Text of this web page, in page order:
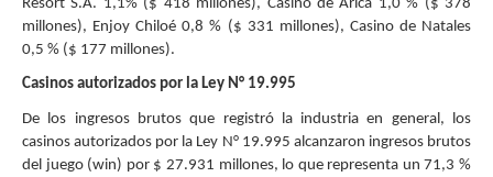
Resort S.A. 1,1% ($ 418 millones), Casino de Arica 1,0 % ($ 378
millones), Enjoy Chiloé 0,8 % ($ 331 millones), Casino de Natales
0,5 % ($ 177 millones).
Casinos autorizados por la Ley N° 19.995
De los ingresos brutos que registró la industria en general, los
casinos autorizados por la Ley N° 19.995 alcanzaron ingresos brutos
del juego (win) por $ 27.931 millones, lo que representa un 71,3 %